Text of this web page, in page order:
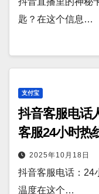
匙？在这个信息…
支付宝
抖音客服电话
客服24小时热
2025年10月18日
抖音客服电话：24
温度在这个…